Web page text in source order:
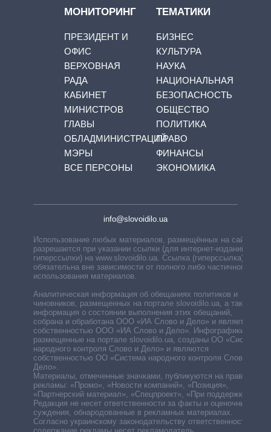
МОНИТОРИНГ
ПРЕЗИДЕНТ И
ОФИС
ВЕРХОВНАЯ
РАДА
КАБИНЕТ
МИНИСТРОВ
ГЛАВЫ
ОБЛАДМИНИСТРАЦИЙ
МЭРЫ
ВСЕ ПЕРСОНЫ
ТЕМАТИКИ
БИЗНЕС
КУЛЬТУРА
НАУКА
НАЦИОНАЛЬНАЯ
БЕЗОПАСНОСТЬ
ОБЩЕСТВО
ПОЛИТИКА
ПРАВО
ФИНАНСЫ
ЭКОНОМИКА
info@slovoidilo.ua
Использование любых материалов, размещённых на сайте,
разрешается при указании ссылки (для интернет-изданий —
гиперссылки) на www.slovoidilo.ua. Ссылка (гиперссылка)
обязательна вне зависимости от полного либо частичного
использования материалов.
Аналитическая информация об обещаниях политиков и
чиновников, размещенных на портале slovoidilo.ua, а также
информация о состоянии выполнения этих обещаний,
собрана и обработана ООО «ИА Слово и Дело» и является
собственностью ООО «ИА Слово и Дело». Инфографики,
размещенные на портале slovoidilo.ua, созданы ОО «Система
народного контроля Слово и Дело» и являются
собственностью ОО «Система народного контроля Слово и
Дело».
Материалы, отмеченные значками, публикуются на правах
рекламы: «Промо», «Новости компаний», «Позиция»,
«Партнерский материал», «Спецпроект», «При поддержке».
Редакция не несет ответственности за факты и оценочные
суждения, обнародованные в рекламных материалах.
Согласно украинскому законодательству ответственность за